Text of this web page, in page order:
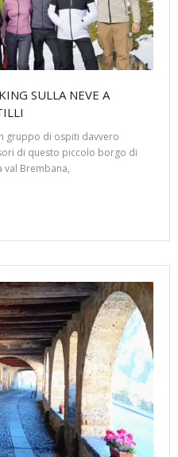
SULLA NEVE A
gruppo di ospiti davvero
di questo piccolo borgo di
val Brembana,